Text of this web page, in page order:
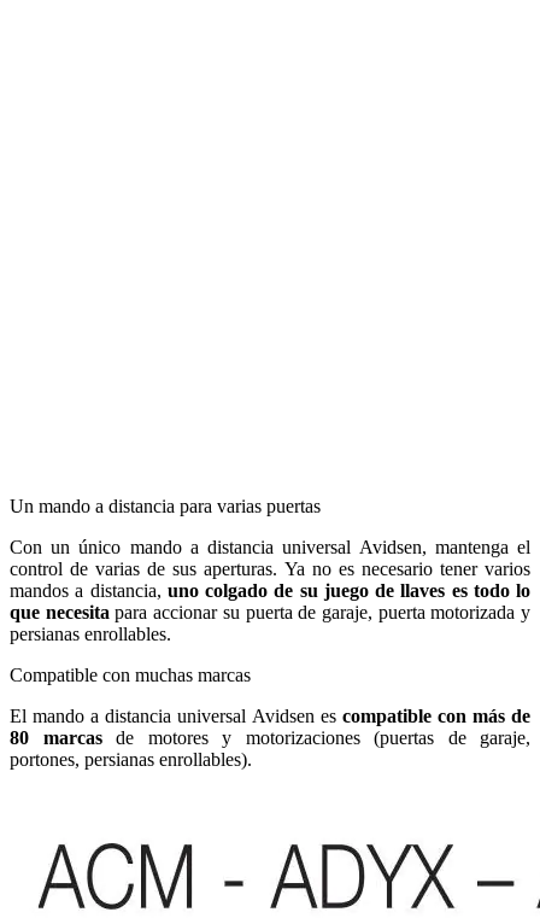
Un mando a distancia para varias puertas
Con un único mando a distancia universal Avidsen, mantenga el
control de varias de sus aperturas. Ya no es necesario tener varios
mandos a distancia, uno colgado de su juego de llaves es todo lo
que necesita para accionar su puerta de garaje, puerta motorizada y
persianas enrollables.
Compatible con muchas marcas
El mando a distancia universal Avidsen es compatible con más de
80 marcasde motores y motorizaciones (puertas de garaje,
portones, persianas enrollables).